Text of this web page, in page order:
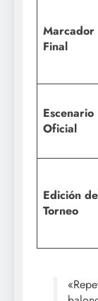
Marcador
Final
Escenario
Oficial
Edición
Torneo